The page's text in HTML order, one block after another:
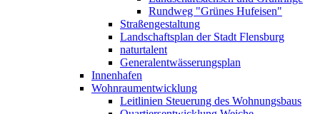
Rundweg "Grünes Hufeisen"
Straßengestaltung
Landschaftsplan der Stadt Flensburg
naturtalent
Generalentwässerungsplan
Innenhafen
Wohnraumentwicklung
Leitlinien Steuerung des Wohnungsbaus